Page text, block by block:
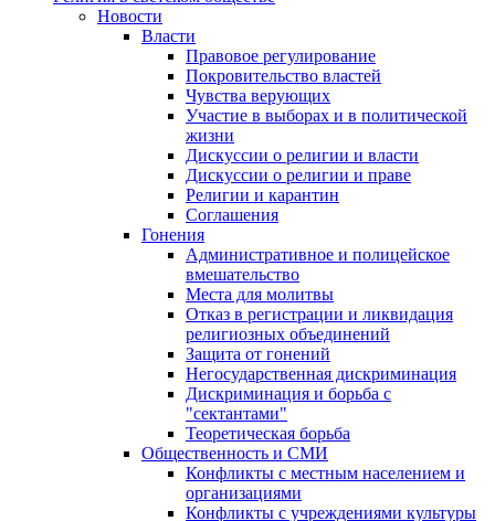
Новости
Власти
Правовое регулирование
Покровительство властей
Чувства верующих
Участие в выборах и в политической
жизни
Дискуссии о религии и власти
Дискуссии о религии и праве
Религии и карантин
Соглашения
Гонения
Административное и полицейское
вмешательство
Места для молитвы
Отказ в регистрации и ликвидация
религиозных объединений
Защита от гонений
Негосударственная дискриминация
Дискриминация и борьба с
"сектантами"
Теоретическая борьба
Общественность и СМИ
Конфликты с местным населением и
организациями
Конфликты с учреждениями культуры